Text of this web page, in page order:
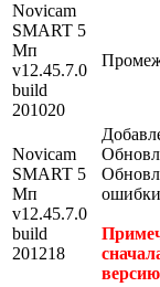
Novicam
SMART 5
Мп
v12.45.7.0
build
201020
Novicam
SMART 5
Мп
v12.45.7.0
build
201218
ошибки